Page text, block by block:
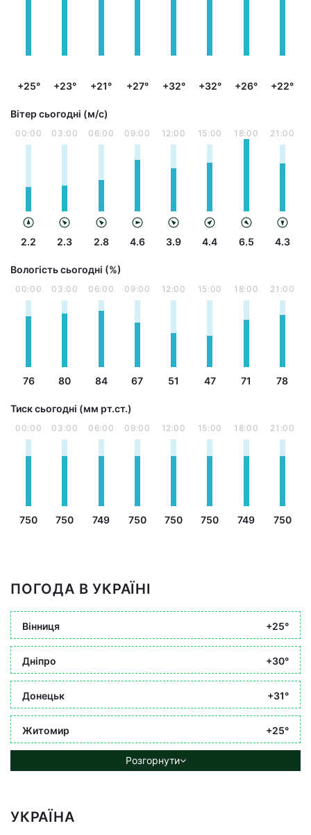
+25° +23° +21° +27° +32° +32° +26° +22°
Вітер сьогодні (м/с)
00:00
2.2
03:00
2.3
06:00
2.8
09:00
4.6
12:00
3.9
15:00
4.4
18:00
6.5
21:00
4.3
Вологість сьогодні (%)
00:00
76
03:00
80
06:00
84
09:00
67
12:00
51
15:00
47
18:00
71
21:00
78
Тиск сьогодні (мм рт.ст.)
00:00
750
03:00
750
06:00
749
09:00
750
12:00
750
15:00
750
18:00
749
21:00
750
ПОГОДА В УКРАЇНІ
Вінниця +25°
Дніпро +30°
Донецьк +31°
Житомир +25°
Розгорнути
УКРАЇНА